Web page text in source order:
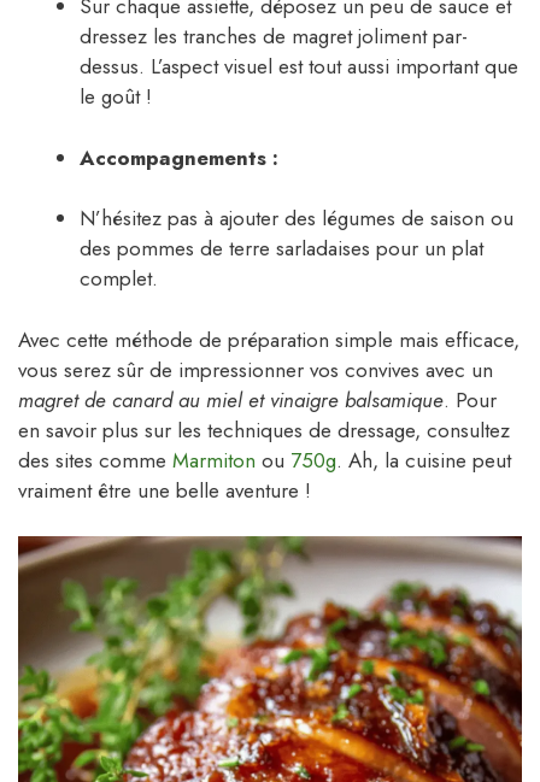
Sur chaque assiette, déposez un peu de sauce et
dressez les tranches de magret joliment par-
dessus. L’aspect visuel est tout aussi important que
le goût !
Accompagnements :
N’hésitez pas à ajouter des légumes de saison ou
des pommes de terre sarladaises pour un plat
complet.
Avec cette méthode de préparation simple mais efficace,
vous serez sûr de impressionner vos convives avec un
magret de canard au miel et vinaigre balsamique. Pour
en savoir plus sur les techniques de dressage, consultez
des sites comme Marmiton ou 750g. Ah, la cuisine peut
vraiment être une belle aventure !